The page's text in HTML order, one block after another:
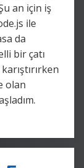
an için iş
ile
da
bir çatı
olan